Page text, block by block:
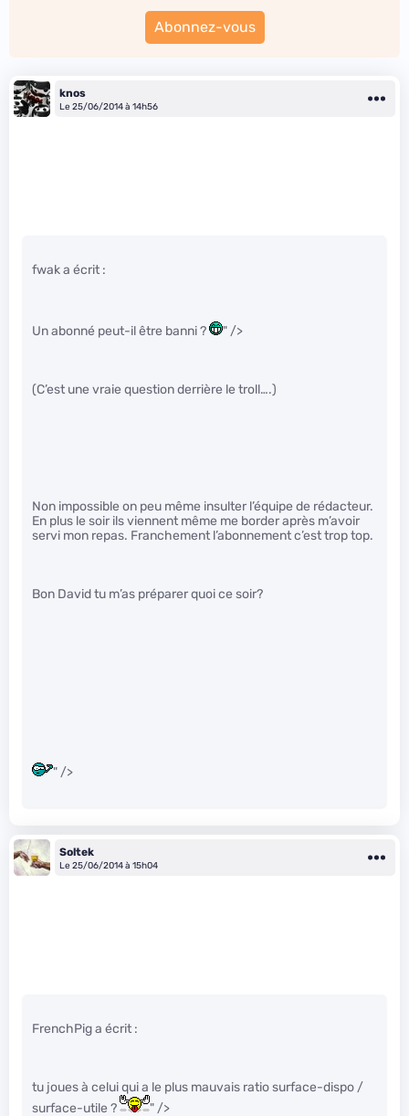
Abonnez-vous
knos
Le 25/06/2014 à 14h56
fwak a écrit :
Un abonné peut-il être banni ? " />
(C’est une vraie question derrière le troll….)
Non impossible on peu même insulter l’équipe de rédacteur.
En plus le soir ils viennent même me border après m’avoir
servi mon repas. Franchement l’abonnement c’est trop top.
Bon David tu m’as préparer quoi ce soir?
" />
Soltek
Le 25/06/2014 à 15h04
FrenchPig a écrit :
tu joues à celui qui a le plus mauvais ratio surface-dispo /
surface-utile ?
" />